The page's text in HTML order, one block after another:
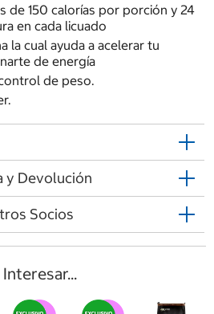
de 150 calorías por porción y 24
en cada licuado
la cual ayuda a acelerar tu
de energía
de peso.
y Devolución
Socios